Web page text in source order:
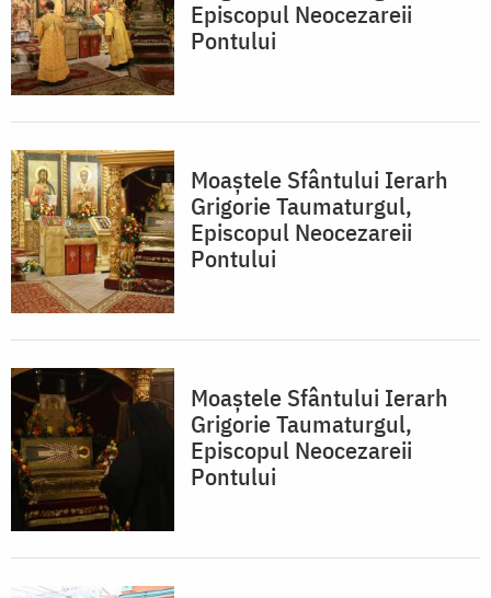
Episcopul Neocezareii
Pontului
Moaştele Sfântului Ierarh
Grigorie Taumaturgul,
Episcopul Neocezareii
Pontului
Moaştele Sfântului Ierarh
Grigorie Taumaturgul,
Episcopul Neocezareii
Pontului